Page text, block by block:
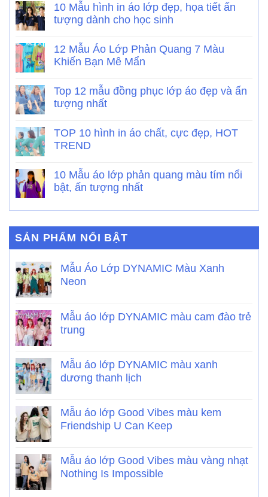
10 Mẫu hình in áo lớp đẹp, họa tiết ấn
tượng dành cho học sinh
12 Mẫu Áo Lớp Phản Quang 7 Màu
Khiến Bạn Mê Mẩn
Top 12 mẫu đồng phục lớp áo đẹp và ấn
tượng nhất
TOP 10 hình in áo chất, cực đẹp, HOT
TREND
10 Mẫu áo lớp phản quang màu tím nổi
bật, ấn tượng nhất
SẢN PHẨM NỔI BẬT
Mẫu Áo Lớp DYNAMIC Màu Xanh
Neon
Mẫu áo lớp DYNAMIC màu cam đào trẻ
trung
Mẫu áo lớp DYNAMIC màu xanh
dương thanh lịch
Mẫu áo lớp Good Vibes màu kem
Friendship U Can Keep
Mẫu áo lớp Good Vibes màu vàng nhạt
Nothing Is Impossible